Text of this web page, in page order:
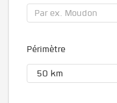
Périmètre